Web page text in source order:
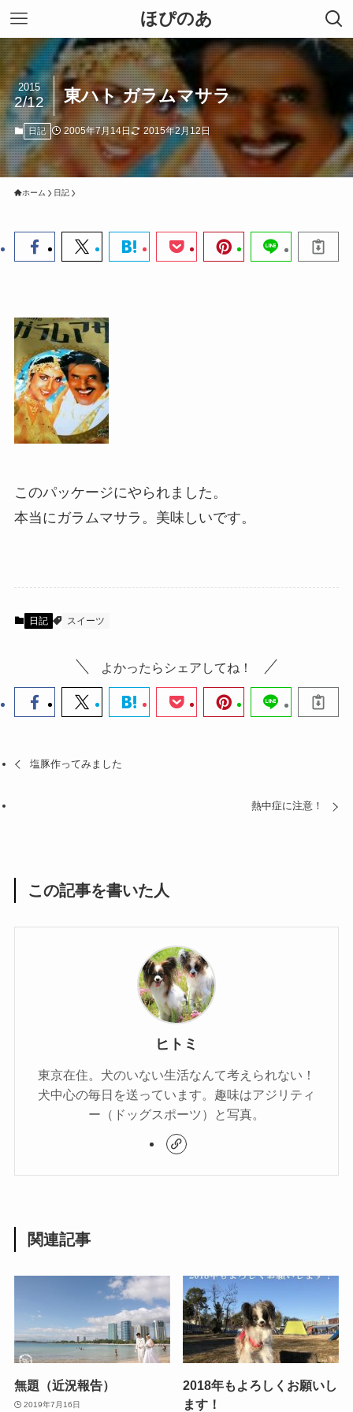
ほぴのあ
東ハト ガラムマサラ
2015
2/12
日記 2005年7月14日 2015年2月12日
ホーム 日記
このパッケージにやられました。
本当にガラムマサラ。美味しいです。
日記 スイーツ
よかったらシェアしてね！
塩豚作ってみました
熱中症に注意！
この記事を書いた人
ヒトミ
東京在住。犬のいない生活なんて考えられない！
犬中心の毎日を送っています。趣味はアジリティ
ー（ドッグスポーツ）と写真。
関連記事
無題（近況報告）
2019年7月16日
2018年もよろしくお願いし
ます！